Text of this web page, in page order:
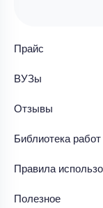
Прайс
ВУЗы
Отзывы
Библиотека работ
Правила
Полезное